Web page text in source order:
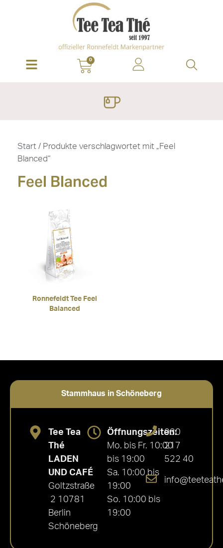
0
Start / Produkte verschlagwortet mit „Feel
Blanced“
Feel Blanced
Ronnefeldt Tee Feel
Balanced
Stammhaus in Schöneberg
Tee Tea
Thé
LADEN
UND CAFÉ
Goltzstraße
2 10781
Berlin
Schöneberg
Öffnungszeiten:
Mo. bis Fr. 10:00
bis 19:00
Sa. 10:00 bis
19:00
So. 10:00 bis
19:00
030
217
522 40